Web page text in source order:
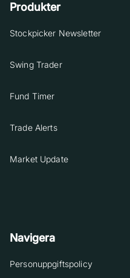
Produkter
Stockpicker Newsletter
Swing Trader
Fund Timer
Trade Alerts
Market Update
Navigera
Personuppgiftspolicy